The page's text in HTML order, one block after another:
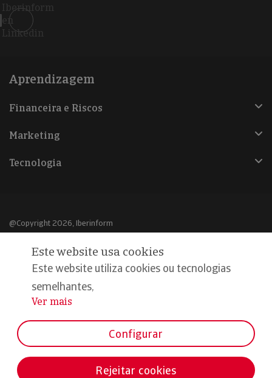
Iberinform
en
Linkedin
Aprendizagem
Financeira e Riscos
Marketing
Tecnologia
@Copyright 2026, Iberinform
Aviso legal
Política de cookies
Declaração de privacidade
Este website usa cookies
Este website utiliza cookies ou tecnologias
semelhantes,
...
Ver mais
Configurar
Rejeitar cookies